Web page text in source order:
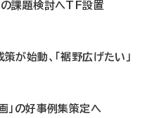
の課題検討へTF設置
策が始動、「裾野広げたい」
画」の好事例集策定へ